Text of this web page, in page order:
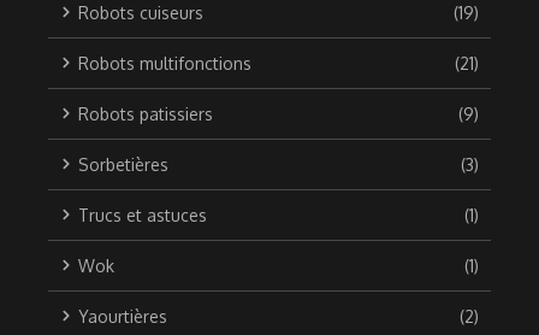
Robots cuiseurs (19)
Robots multifonctions (21)
Robots patissiers (9)
Sorbetières (3)
Trucs et astuces (1)
Wok (1)
Yaourtières (2)